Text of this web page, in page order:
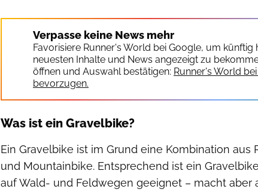
Verpasse keine News mehr
Favorisiere Runner's World bei Google, um künftig
neuesten Inhalte und News angezeigt zu
öffnen und Auswahl bestätigen: Runner's World
bevorzugen.
Was ist ein Gravelbike?
Ein Gravelbike ist im Grund eine Kombination aus
und Mountainbike. Entsprechend ist ein
auf Wald- und Feldwegen geeignet – macht aber